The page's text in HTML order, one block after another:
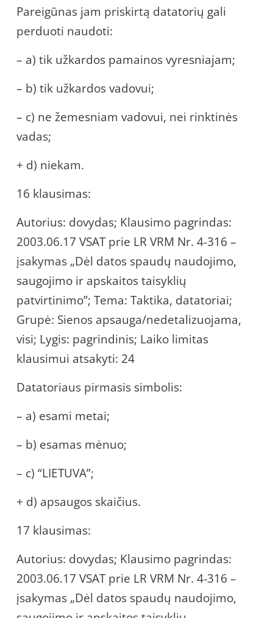
Pareigūnas jam priskirtą datatorių gali
perduoti naudoti:
– a) tik užkardos pamainos vyresniajam;
– b) tik užkardos vadovui;
– c) ne žemesniam vadovui, nei rinktinės
vadas;
+ d) niekam.
16 klausimas:
Autorius: dovydas; Klausimo pagrindas:
2003.06.17 VSAT prie LR VRM Nr. 4-316 –
įsakymas „Dėl datos spaudų naudojimo,
saugojimo ir apskaitos taisyklių
patvirtinimo”; Tema: Taktika, datatoriai;
Grupė: Sienos apsauga/nedetalizuojama,
visi; Lygis: pagrindinis; Laiko limitas
klausimui atsakyti: 24
Datatoriaus pirmasis simbolis:
– a) esami metai;
– b) esamas mėnuo;
– c) “LIETUVA”;
+ d) apsaugos skaičius.
17 klausimas:
Autorius: dovydas; Klausimo pagrindas:
2003.06.17 VSAT prie LR VRM Nr. 4-316 –
įsakymas „Dėl datos spaudų naudojimo,